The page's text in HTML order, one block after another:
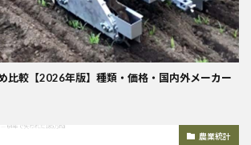
比較【2026年版】種類・価格・国内外メーカー
農業統計